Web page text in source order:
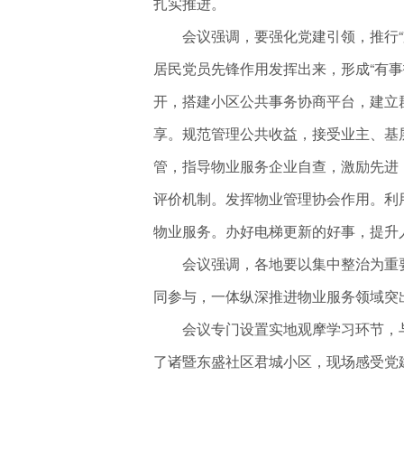
会议强调，要强化党建引领，推行“
居民党员先锋作用发挥出来，形成“有
开，搭建小区公共事务协商平台，建
享。规范管理公共收益，接受业主、
管，指导物业服务企业自查，激励先
评价机制。发挥物业管理协会作用。
物业服务。办好电梯更新的好事，提
会议强调，各地要以集中整治为重
同参与，一体纵深推进物业服务领域突
会议专门设置实地观摩学习环节，
了诸暨东盛社区君城小区，现场感受